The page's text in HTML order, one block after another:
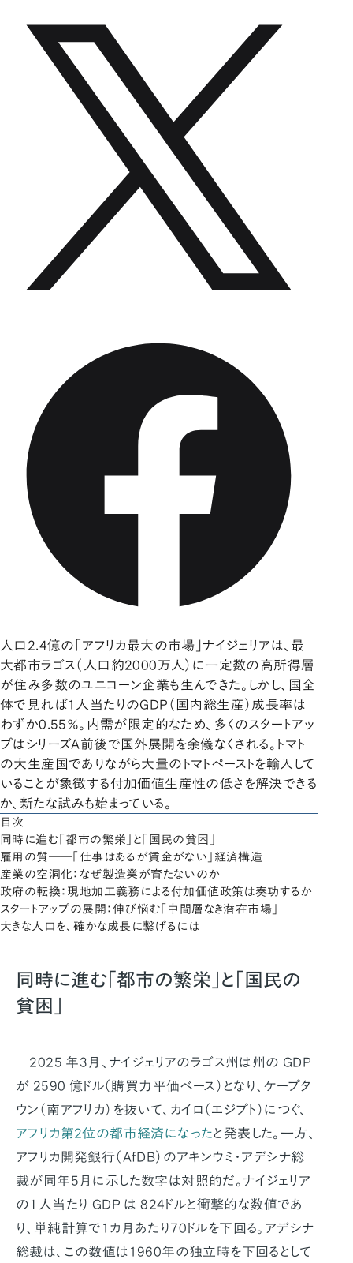
人口2.4億の「アフリカ最大の市場」ナイジェリアは、最
大都市ラゴス（人口約2000万人）に一定数の高所得層
が住み多数のユニコーン企業も生んできた。しかし、国全
体で見れば1人当たりのGDP（国内総生産）成長率は
わずか0.55％。内需が限定的なため、多くのスタートアッ
プはシリーズA前後で国外展開を余儀なくされる。トマト
の大生産国でありながら大量のトマトペーストを輸入して
いることが象徴する付加価値生産性の低さを解決できる
か、新たな試みも始まっている。
目次
同時に進む「都市の繁栄」と「国民の貧困」
雇用の質――「仕事はあるが賃金がない」経済構造
産業の空洞化：なぜ製造業が育たないのか
政府の転換：現地加工義務による付加価値政策は奏功するか
スタートアップの展開：伸び悩む「中間層なき潜在市場」
大きな人口を、確かな成長に繋げるには
同時に進む「都市の繁栄」と「国民の
貧困」
2025 年3月、ナイジェリアのラゴス州は州の GDP
が 2590 億ドル（購買力平価ベース）となり、ケープタ
ウン（南アフリカ）を抜いて、カイロ（エジプト）につぐ、
アフリカ第2位の都市経済になったと発表した。一方、
アフリカ開発銀行（AfDB）のアキンウミ・アデシナ総
裁が同年5月に示した数字は対照的だ。ナイジェリア
の１人当たり GDP は 824ドルと衝撃的な数値であ
り、単純計算で1カ月あたり70ドルを下回る。アデシナ
総裁は、この数値は1960年の独立時を下回るとして